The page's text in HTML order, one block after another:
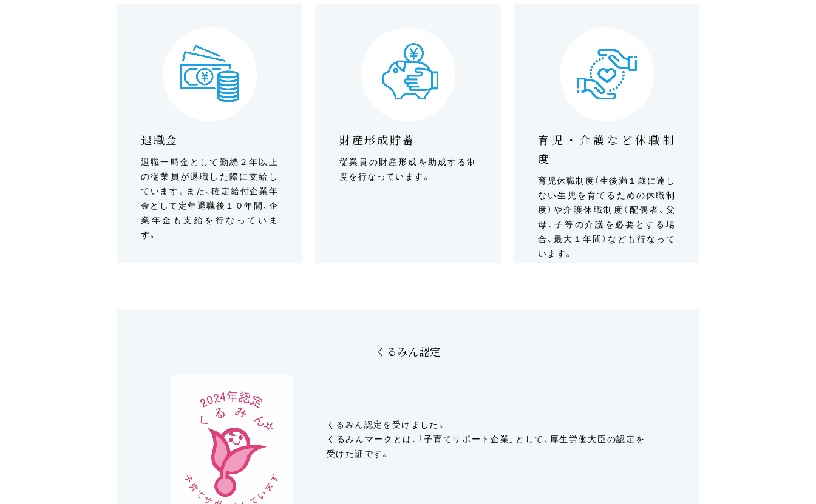
退職金
退職一時金として勤続２年以上
の従業員が退職した際に支給し
ています。また、確定給付企業年
金として定年退職後１０年間、企
業年金も支給を行なっていま
す。
財産形成貯蓄
従業員の財産形成を助成する制
度を行なっています。
育児・介護など休職制
度
育児休職制度（生後満１歳に達し
ない生児を育てるための休職制
度）や介護休職制度（配偶者、父
母、子等の介護を必要とする場
合、最大１年間）なども行なって
います。
くるみん認定
くるみん認定を受けました。
くるみんマークとは、「子育てサポート企業」として、厚生労働大臣の認定を
受けた証です。